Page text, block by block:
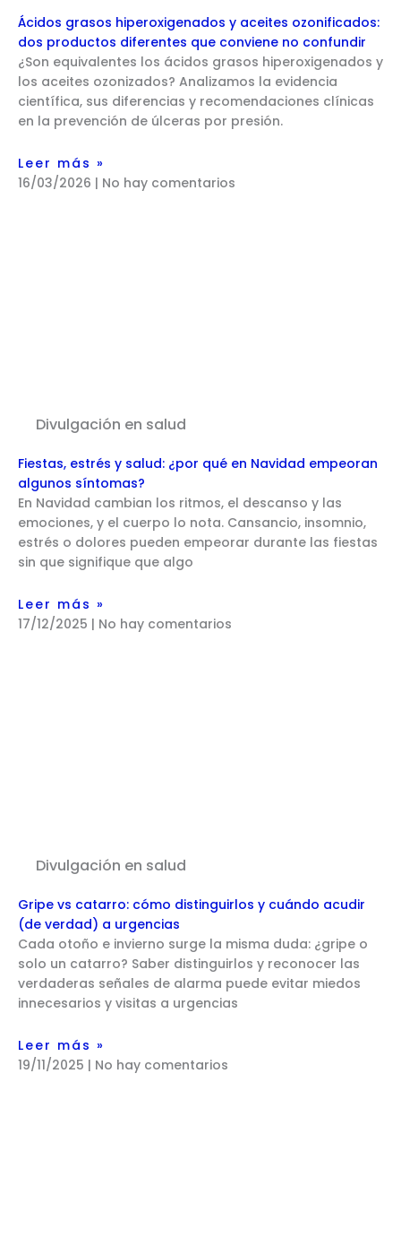
Ácidos grasos hiperoxigenados y aceites ozonificados:
dos productos diferentes que conviene no confundir
¿Son equivalentes los ácidos grasos hiperoxigenados y
los aceites ozonizados? Analizamos la evidencia
científica, sus diferencias y recomendaciones clínicas
en la prevención de úlceras por presión.
Leer más »
16/03/2026
No hay comentarios
Divulgación en salud
Fiestas, estrés y salud: ¿por qué en Navidad empeoran
algunos síntomas?
En Navidad cambian los ritmos, el descanso y las
emociones, y el cuerpo lo nota. Cansancio, insomnio,
estrés o dolores pueden empeorar durante las fiestas
sin que signifique que algo
Leer más »
17/12/2025
No hay comentarios
Divulgación en salud
Gripe vs catarro: cómo distinguirlos y cuándo acudir
(de verdad) a urgencias
Cada otoño e invierno surge la misma duda: ¿gripe o
solo un catarro? Saber distinguirlos y reconocer las
verdaderas señales de alarma puede evitar miedos
innecesarios y visitas a urgencias
Leer más »
19/11/2025
No hay comentarios